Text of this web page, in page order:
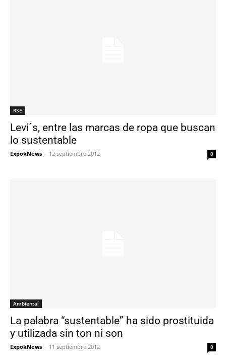
RSE
Levi´s, entre las marcas de ropa que buscan
lo sustentable
ExpokNews - 12 septiembre 2012 0
Ambiental
La palabra “sustentable” ha sido prostituida
y utilizada sin ton ni son
ExpokNews - 11 septiembre 2012 0